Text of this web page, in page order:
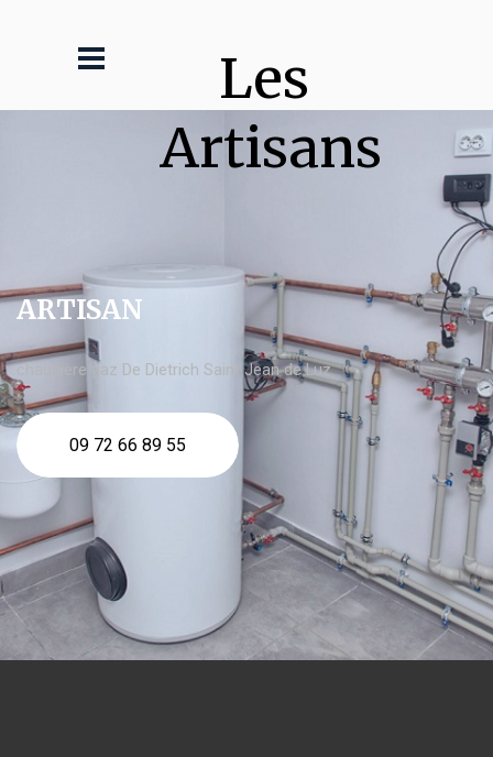
Les
Artisans
ARTISAN
chaudière gaz De Dietrich Saint Jean de Luz
09 72 66 89 55